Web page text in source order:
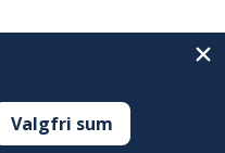
Valgfri sum